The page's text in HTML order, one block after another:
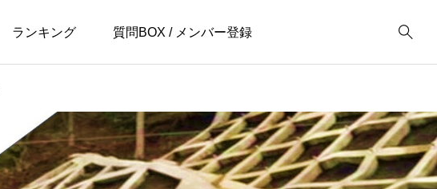
ランキング 質問BOX / メンバー登録
国交省 1
実施要領 4
滋賀県 1
点群データ解析 7